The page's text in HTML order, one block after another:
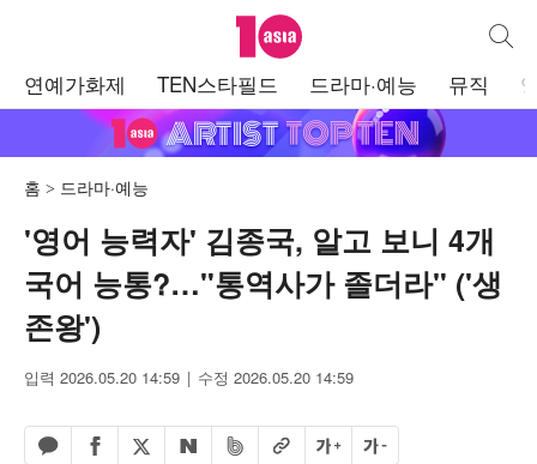
텐아시아 통합
연예가화제 TEN스타필드 드라마·예능 뮤직
홈 드라마·예능
'영어 능력자' 김종국, 알고 보니 4개
국어 능통?…"통역사가 졸더라" ('생
존왕')
입력 2026.05.20 14:59 수정 2026.05.20 14:59
카카오톡 공유하기
페이스북 공유하기
엑스 공유하기
네이버 공유하기
밴드 공유하기
URL복사글자 크게글자 작게